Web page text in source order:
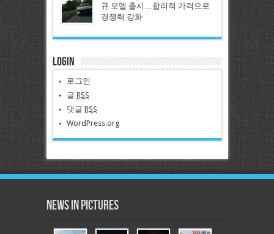
규 모델 출시…합리적 가격으로
경쟁력 강화
Login
로그인
글 RSS
댓글 RSS
WordPress.org
News in Pictures